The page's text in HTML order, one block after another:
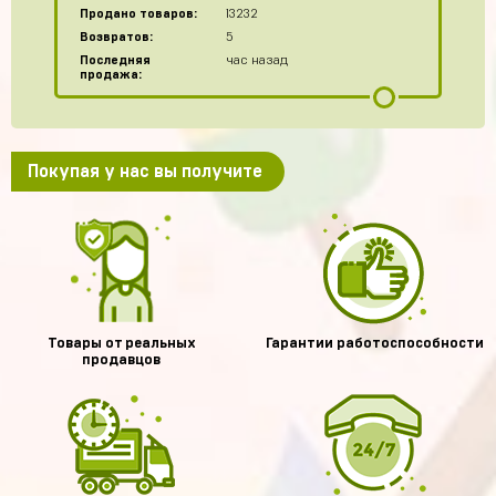
Продано товаров:
13232
Возвратов:
5
Последняя
продажа:
час назад
Покупая у нас вы получите
Товары от реальных
продавцов
Гарантии работоспособности